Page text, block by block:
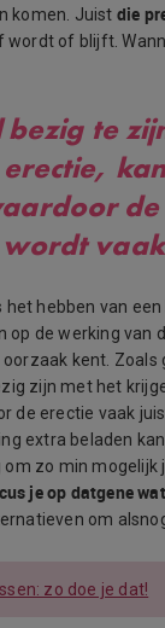
komen. Juist die
wordt of blijft.
bezig te
het hebben van
de werking van
kent.
zijn met het
de erectie vaak
extra beladen
zo min mogelijk
je op datgene
om
zo doe je dat!